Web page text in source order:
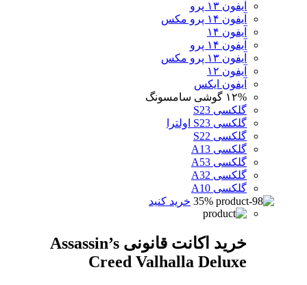
آیفون ۱۳ پرو
آیفون ۱۴ پرو مکس
آیفون ۱۴
آیفون ۱۴ پرو
آیفون ۱۳ پرو مکس
آیفون ۱۲
آیفون ایکس
۱۲% گوشی سامسونگ
گلکسی S23
گلکسی S23 اولترا
گلکسی S22
گلکسی A13
گلکسی A53
گلکسی A32
گلکسی A10
35% خرید کنید
خرید اکانت قانونی Assassin’s
Creed Valhalla Deluxe